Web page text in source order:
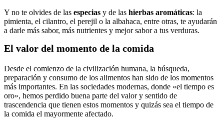
Y no te olvides de las especias y de las hierbas aromáticas: la
pimienta, el cilantro, el perejil o la albahaca, entre otras, te ayudarán
a darle más sabor, más nutrientes y mejor sabor a tus verduras.
El valor del momento de la comida
Desde el comienzo de la civilización humana, la búsqueda,
preparación y consumo de los alimentos han sido de los momentos
más importantes. En las sociedades modernas, donde «el tiempo es
oro», hemos perdido buena parte del valor y sentido de
trascendencia que tienen estos momentos y quizás sea el tiempo de
la comida el mayormente afectado.